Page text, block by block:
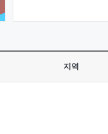
지역